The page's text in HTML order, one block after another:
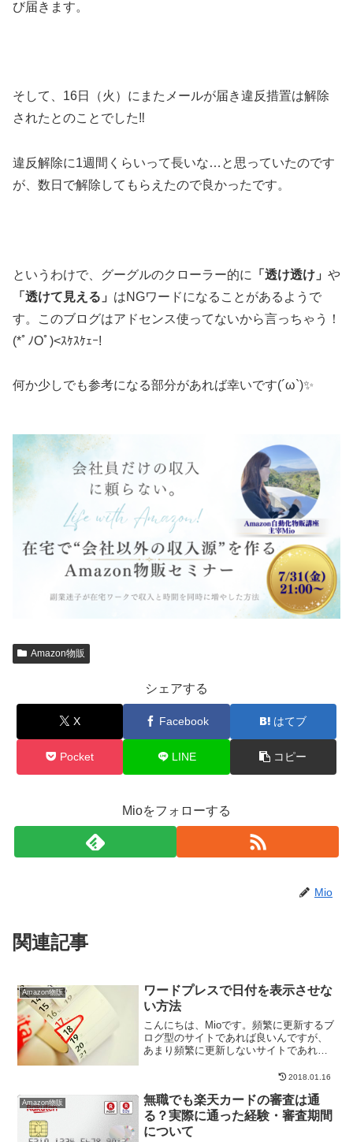
び届きます。
そして、16日（火）にまたメールが届き違反措置は解除
されたとのことでした‼
違反解除に1週間くらいって長いな…と思っていたのです
が、数日で解除してもらえたので良かったです。
というわけで、グーグルのクローラー的に 「透け透け」 や
「透けて見える」 はNGワードになることがあるようで
す。このブログはアドセンス使ってないから言っちゃう！
(*ﾟﾉOﾟ)<ｽｹｽｹｪｰ!
何か少しでも参考になる部分があれば幸いです(´ω`)✨
Amazon物販
シェアする
X Facebook はてブ
Pocket LINE コピー
Mioをフォローする
Mio
関連記事
Amazon物販
ワードプレスで日付を表示させな
い方法
こんにちは、Mioです。頻繁に更新するブ
ログ型のサイトであれば良いんですが、
あまり頻繁に更新しないサイトであれば
ます。ワードプレスであれば、簡単に日
はその設定についてご...
2018.01.16
Amazon物販
無職でも楽天カードの審査は通
る？実際に通った経験・審査期間
について